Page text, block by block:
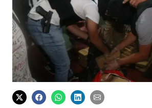
La droga tenía la bandera de Colombia.